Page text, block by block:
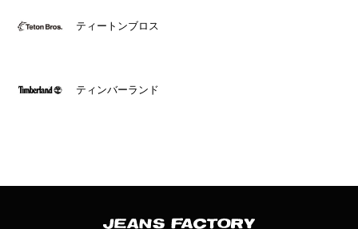
ティートンブロス
ティンバーランド